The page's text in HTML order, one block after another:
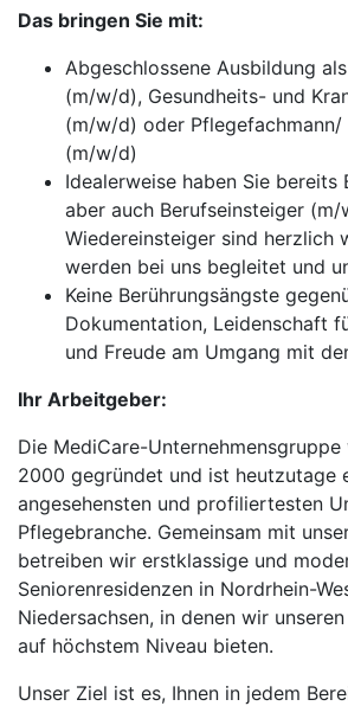
Das bringen Sie mit:
Abgeschlossene Ausbildung
(m/w/d), Gesundheits- und
(m/w/d) oder Pflegefachmann/
(m/w/d)
Idealerweise haben Sie bereits
aber auch Berufseinsteiger (m/
Wiedereinsteiger sind herzlich
werden bei uns begleitet und
Keine Berührungsängste
Dokumentation, Leidenschaft
und Freude am Umgang mit
Ihr Arbeitgeber:
Die MediCare-
2000 gegründet und ist heutzutage
angesehensten und profiliertesten
Pflegebranche. Gemeinsam mit
betreiben wir erstklassige und
Seniorenresidenzen in Nordrhein-
Niedersachsen, in denen wir
auf höchstem Niveau bieten.
Unser Ziel ist es, Ihnen in jedem